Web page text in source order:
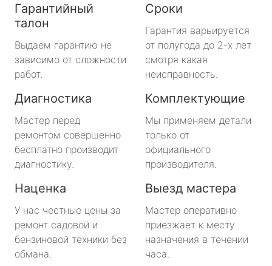
Гарантийный
талон
Выдаем гарантию не
зависимо от сложности
работ.
Сроки
Гарантия варьируется
от полугода до 2-х лет
смотря какая
неисправность.
Диагностика
Мастер перед
ремонтом совершенно
бесплатно производит
диагностику.
Комплектующие
Мы применяем детали
только от
официального
производителя.
Наценка
У нас честные цены за
ремонт садовой и
бензиновой техники без
обмана.
Выезд мастера
Мастер оперативно
приезжает к месту
назначения в течении
часа.